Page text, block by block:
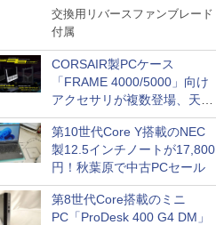
に単品パッケージ
交換用リバースファンブレード
付属
CORSAIR製PCケース
「FRAME 4000/5000」向け
アクセサリが複数登場、天然
木製パネルや背面コネクタ対
応トレイなど
第10世代Core Y搭載のNEC
製12.5インチノートが17,800
円！秋葉原で中古PCセール
第8世代Core搭載のミニ
PC「ProDesk 400 G4 DM」